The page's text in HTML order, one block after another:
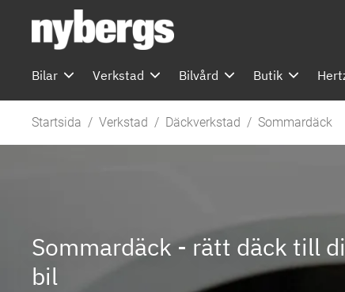
huvudinnehållet
Bilar Verkstad Bilvård Butik
Startsida Verkstad Däckverkstad Sommardäck
Sommardäck - rätt däck till
bil